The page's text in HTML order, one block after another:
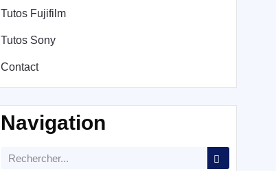
Tutos Fujifilm
Tutos Sony
Contact
Navigation